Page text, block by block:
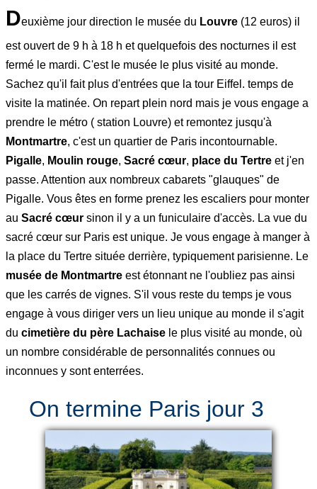
Deuxième jour direction le musée du Louvre (12 euros) il
est ouvert de 9 h à 18 h et quelquefois des nocturnes il est
fermé le mardi. C'est le musée le plus visité au monde.
Sachez qu'il fait plus d'entrées que la tour Eiffel. temps de
visite la matinée. On repart plein nord mais je vous engage a
prendre le métro ( station Louvre) et remontez jusqu'à
Montmartre, c'est un quartier de Paris incontournable.
Pigalle, Moulin rouge, Sacré cœur, place du Tertre et j'en
passe. Attention aux nombreux cabarets "glauques" de
Pigalle. Vous êtes en forme prenez les escaliers pour monter
au Sacré cœur sinon il y a un funiculaire d'accès. La vue du
sacré cœur sur Paris est unique. Je vous engage à manger à
la place du Tertre située derrière, typiquement parisienne. Le
musée de Montmartre est étonnant ne l'oubliez pas ainsi
que les carrés de vignes. S'il vous reste du temps je vous
engage à vous diriger vers un lieu unique au monde il s'agit
du cimetière du père Lachaise le plus visité au monde, où
un nombre considérable de personnalités connues ou
inconnues y sont enterrées.
On termine Paris jour 3